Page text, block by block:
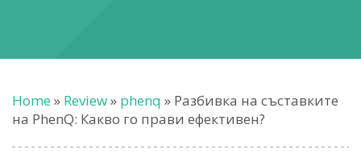
Home » Review» phenq » Разбивка на съставките
на PhenQ: Какво го прави ефективен?